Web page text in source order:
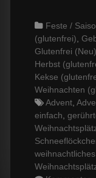
Categories
Feste /
(glutenfrei)
Glutenfrei (Neu)
Herbst
Kekse
Weihnachten
Tags
Advent
einfach